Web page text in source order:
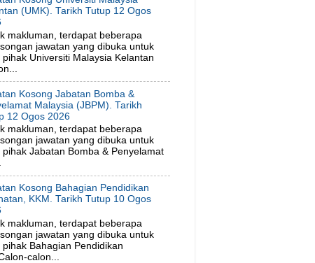
(UMK). Tarikh Tutup 12 Ogos
makluman, terdapat beberapa
jawatan yang dibuka untuk
Universiti Malaysia Kelantan
Kosong Jabatan Bomba &
Malaysia (JBPM). Tarikh
12 Ogos 2026
makluman, terdapat beberapa
jawatan yang dibuka untuk
Jabatan Bomba & Penyelamat
Kosong Bahagian Pendidikan
KKM. Tarikh Tutup 10 Ogos
makluman, terdapat beberapa
jawatan yang dibuka untuk
Bahagian Pendidikan
calon...